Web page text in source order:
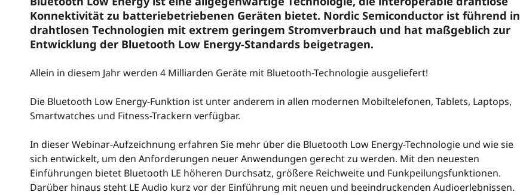
Konnektivität zu batteriebetriebenen Geräten bietet. Nordic Semiconductor ist führend in
drahtlosen Technologien mit extrem geringem Stromverbrauch und hat maßgeblich zur
Entwicklung der Bluetooth Low Energy-Standards beigetragen.
Allein in diesem Jahr werden 4 Milliarden Geräte mit Bluetooth-Technologie ausgeliefert!
Die Bluetooth Low Energy-Funktion ist unter anderem in allen modernen Mobiltelefonen, Tablets, Laptops,
Smartwatches und Fitness-Trackern verfügbar.
In dieser Webinar-Aufzeichnung erfahren Sie mehr über die Bluetooth Low Energy-Technologie und wie sie
sich entwickelt, um den Anforderungen neuer Anwendungen gerecht zu werden. Mit den neuesten
Einführungen bietet Bluetooth LE höheren Durchsatz, größere Reichweite und Funkpeilungsfunktionen.
Darüber hinaus steht LE Audio kurz vor der Einführung mit neuen und beeindruckenden Audioerlebnissen.